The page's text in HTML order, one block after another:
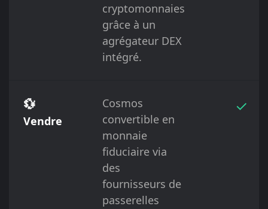
cryptomonnaies
grâce à un
agrégateur DEX
intégré.
💱
Vendre
Cosmos
convertible en
monnaie
fiduciaire via
des
fournisseurs de
passerelles
✓